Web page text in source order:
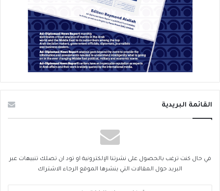
القائمة البريدية
في حال كنت ترغب بالحصول على نشرتنا الإلكترونية او تود ان تصلك تنبيهات عبر
البريد حول المقالات التي ينشرها الموقع الرجاء الاشتراك